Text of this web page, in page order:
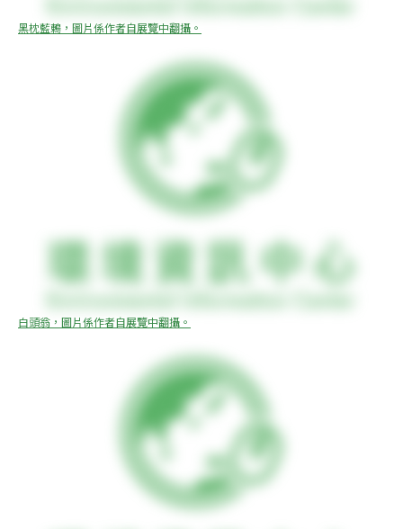
黑枕藍鶇，圖片係作者自展覽中翻攝。
白頭翁，圖片係作者自展覽中翻攝。